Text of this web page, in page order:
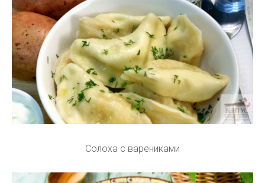
Солоха с варениками